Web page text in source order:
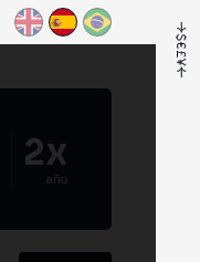
2x
año